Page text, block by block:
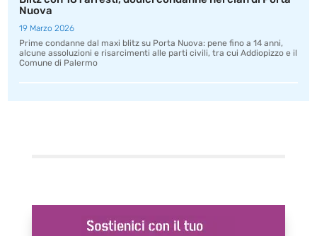
Nuova
19 Marzo 2026
Prime condanne dal maxi blitz su Porta Nuova: pene fino a 14 anni,
alcune assoluzioni e risarcimenti alle parti civili, tra cui Addiopizzo e il
Comune di Palermo